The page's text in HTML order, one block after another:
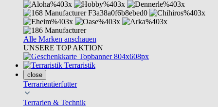
Alle Marken anschauen
UNSERE TOP AKTION
Terraristik
close
Terrarientierfutter
Terrarien & Technik